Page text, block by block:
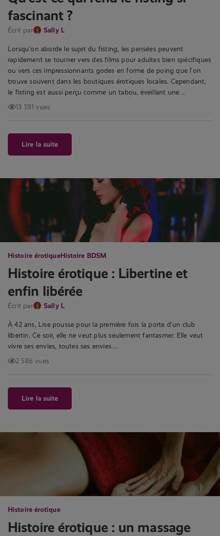
fascinant ?
Écrit par Sally L
Lorsqu’on aborde le sujet du fisting, les pensées peuvent
rapidement se tourner vers des films pour adultes bien spécifiques
ou vers ces impressionnants godes en forme de poing que l’on
trouve souvent dans les boutiques érotiques locales. Cependant,
le fisting est aussi perçu comme un tabou, éveillant une…
13 591 vues
Lire la suite
Histoire érotiqueHistoire BDSM
Histoire érotique : Libertine et
enfin libérée
Écrit par Sally L
À 42 ans, Lise pousse pour la première fois la porte d’un club
libertin. Ce soir, elle ne veut plus seulement fantasmer. Elle veut
vivre ses envies, toutes ses envies….
2 586 vues
Lire la suite
Histoire érotique
Histoire érotique : un massage